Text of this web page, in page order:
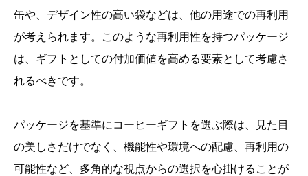
缶や、デザイン性の高い袋などは、他の用途での再利用
が考えられます。このような再利用性を持つパッケージ
は、ギフトとしての付加価値を高める要素として考慮さ
れるべきです。
パッケージを基準にコーヒーギフトを選ぶ際は、見た目
の美しさだけでなく、機能性や環境への配慮、再利用の
可能性など、多角的な視点からの選択を心掛けることが